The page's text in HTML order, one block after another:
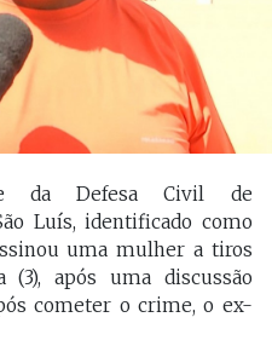
da Defesa Civil de
Luís, identificado como
uma mulher a tiros
(3), após uma discussão
cometer o crime, o ex-